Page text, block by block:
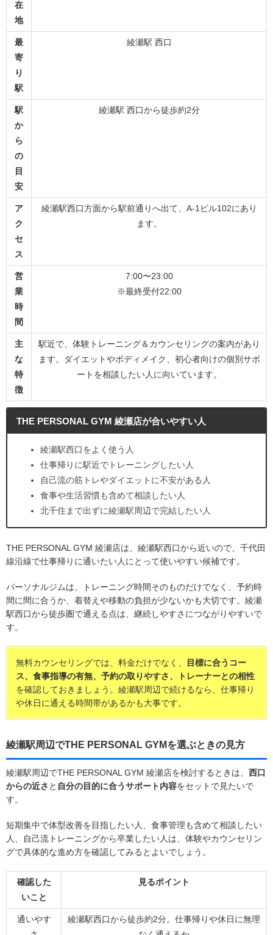
在
地
最
寄
り
駅
綾瀬駅 西口
駅
か
ら
の
目
安
綾瀬駅 西口から徒歩約2分
ア
ク
セ
ス
綾瀬駅西口方面から駅前通りへ出て、A-1ビル102にあり
ます。
営
業
時
間
7:00〜23:00
※最終受付22:00
主
な
特
徴
駅近で、体験トレーニング＆カウンセリングの案内があり
ます。ダイエットやボディメイク、初心者向けの個別サポ
ートを相談したい人に向いています。
THE PERSONAL GYM 綾瀬店が合いやすい人
綾瀬駅西口をよく使う人
仕事帰りに駅近でトレーニングしたい人
自己流の筋トレやダイエットに不安がある人
食事や生活習慣も含めて相談したい人
北千住まで出ずに綾瀬駅周辺で完結したい人
THE PERSONAL GYM 綾瀬店は、綾瀬駅西口から近いので、千代田
線沿線で仕事帰りに通いたい人にとって使いやすい候補です。
パーソナルジムは、トレーニング時間そのものだけでなく、予約時
間に間に合うか、着替えや移動の負担が少ないかも大切です。綾瀬
駅西口から徒歩圏で通える点は、継続しやすさにつながりやすいで
す。
無料カウンセリングでは、料金だけでなく、
目標に合うコー
ス、食事指導の有無、予約の取りやすさ、トレーナーとの相性
を確認しておきましょう。綾瀬駅周辺で続けるなら、仕事帰り
や休日に通える時間帯があるかも大事です。
綾瀬駅周辺でTHE PERSONAL GYMを選ぶときの見方
綾瀬駅周辺でTHE PERSONAL GYM 綾瀬店を検討するときは、 西口
からの近さ と 自分の目的に合うサポート内容をセットで見たいで
す。
短期集中で体型改善を目指したい人、食事管理も含めて相談したい
人、自己流トレーニングから卒業したい人は、体験やカウンセリン
グで具体的な進め方を確認してみるとよいでしょう。
確認した
いこと
見るポイント
通いやす
綾瀬駅西口から徒歩約2分。仕事帰りや休日に無理